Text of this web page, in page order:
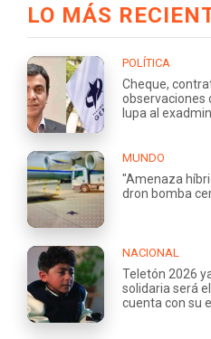
LO MÁS
POLÍTICA
Cheque,
observaciones
lupa al
MUNDO
"Amenaza
dron bomba
NACIONAL
Teletón 2026
solidaria será
cuenta con su